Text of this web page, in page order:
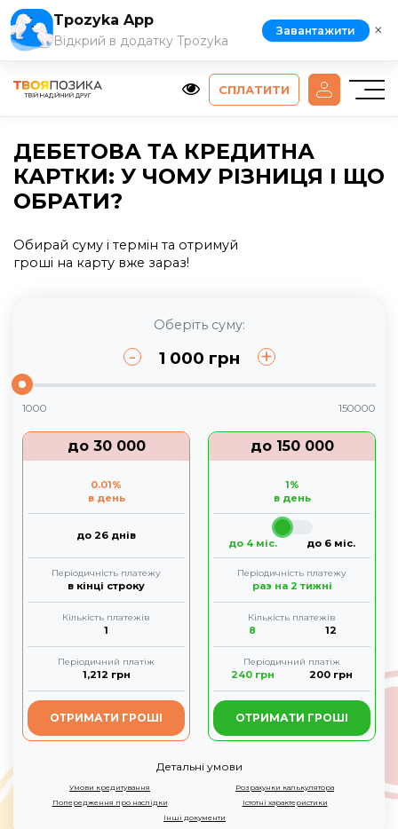
СПЛАТИТИ
ДЕБЕТОВА ТА КРЕДИТНА
КАРТКИ: У ЧОМУ РІЗНИЦЯ І ЩО
ОБРАТИ?
Обирай суму і термін та отримуй
гроші на карту вже зараз!
Оберіть суму:
- 1 000 грн +
1000 150000
до 30 000
0.01%
в день
до 26 днів
Періодичність платежу
в кінці строку
Кількість платежів
1
Періодичний платіж
1,212 грн
ОТРИМАТИ ГРОШІ
до 150 000
1%
в день
до 4 міс. до 6 міс.
Періодичність платежу
раз на 2 тижні
Кількість платежів
8 12
Періодичний платіж
240грн 200 грн
ОТРИМАТИ ГРОШІ
Детальні умови
Умови кредитування
Розрахунки калькулятора
Попередження про наслідки
Істотні характеристики
Інші документи
Tpozyka App
Відкрий в додатку Tpozyka
Завантажити ×